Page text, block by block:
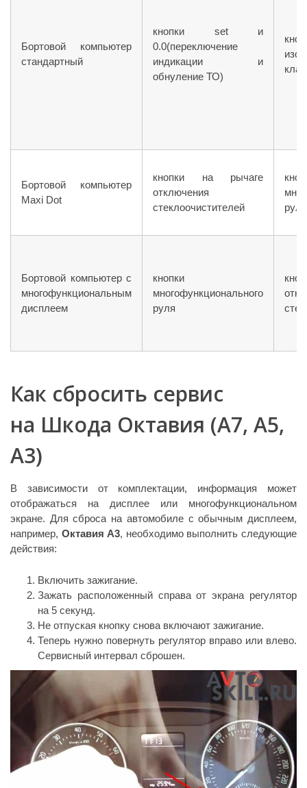
Бортовой компьютер
стандартный
кнопки set и
0.0(переключение
индикации и
обнуление ТО)
Бортовой компьютер
Maxi Dot
кнопки на рычаге
отключения
стеклоочистителей
руля
Бортовой компьютер с
многофункциональным
дисплеем
кнопки
многофункционального
руля
Как сбросить сервис
на Шкода Октавия (А7, А5,
А3)
В зависимости от комплектации, информация может
отображаться на дисплее или многофункциональном
экране. Для сброса на автомобиле с обычным дисплеем,
например, Октавия A3, необходимо выполнить следующие
действия:
Включить зажигание.
Зажать расположенный справа от экрана регулятор
на 5 секунд.
Не отпуская кнопку снова включают зажигание.
Теперь нужно повернуть регулятор вправо или влево.
Сервисный интервал сброшен.